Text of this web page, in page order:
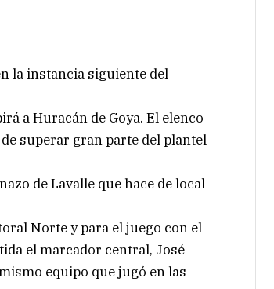
la instancia siguiente del
a Huracán de Goya. El elenco
superar gran parte del plantel
de Lavalle que hace de local
Norte y para el juego con el
el marcador central, José
equipo que jugó en las